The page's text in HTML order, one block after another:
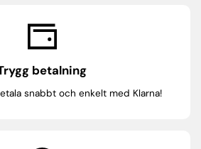
betalning
snabbt och enkelt med Klarna!